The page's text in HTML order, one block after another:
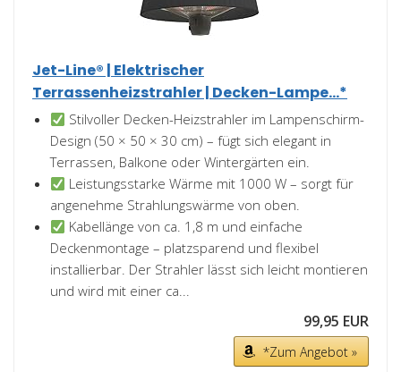
Jet-Line® | Elektrischer
Terrassenheizstrahler | Decken-Lampe...*
Stilvoller Decken-Heizstrahler im Lampenschirm-
Design (50 × 50 × 30 cm) – fügt sich elegant in
Terrassen, Balkone oder Wintergärten ein.
Leistungsstarke Wärme mit 1000 W – sorgt für
angenehme Strahlungswärme von oben.
Kabellänge von ca. 1,8 m und einfache
Deckenmontage – platzsparend und flexibel
installierbar. Der Strahler lässt sich leicht montieren
und wird mit einer ca...
99,95 EUR
*Zum Angebot »